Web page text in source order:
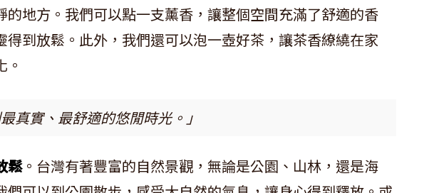
地方。我們可以點一支薰香，讓整個空間充滿了舒適的香
到放鬆。此外，我們還可以泡一壺好茶，讓茶香繚繞在家
真實、最舒適的悠閒時光。」
鬆。台灣有著豐富的自然景觀，無論是公園、山林，還是海